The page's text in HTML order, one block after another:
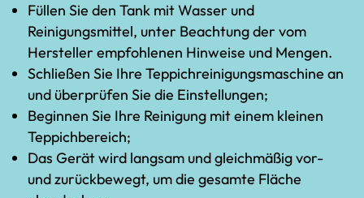
Füllen Sie den Tank mit Wasser und
Reinigungsmittel, unter Beachtung der vom
Hersteller empfohlenen Hinweise und Mengen.
Schließen Sie Ihre Teppichreinigungsmaschine an
und überprüfen Sie die Einstellungen;
Beginnen Sie Ihre Reinigung mit einem kleinen
Teppichbereich;
Das Gerät wird langsam und gleichmäßig vor-
und zurückbewegt, um die gesamte Fläche